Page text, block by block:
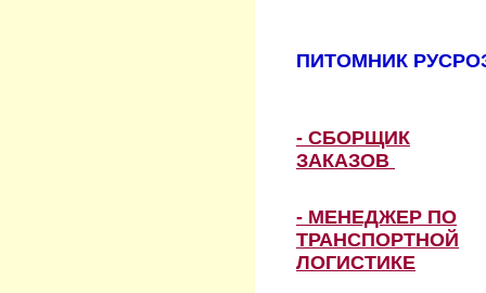
ПИТОМНИК
- СБОРЩИК
ЗАКАЗОВ
- МЕНЕДЖЕР ПО
ТРАНСПОРТНОЙ
ЛОГИСТИКЕ